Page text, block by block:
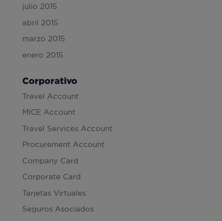
julio 2015
abril 2015
marzo 2015
enero 2015
Corporativo
Travel Account
MICE Account
Travel Services Account
Procurement Account
Company Card
Corporate Card
Tarjetas Virtuales
Seguros Asociados